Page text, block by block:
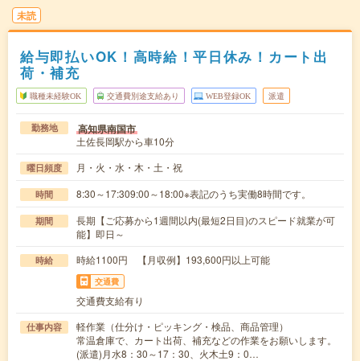
未読
給与即払いOK！高時給！平日休み！カート出
荷・補充
職種未経験OK 交通費別途支給あり WEB登録OK 派遣
勤務地 高知県南国市
土佐長岡駅から車10分
曜日頻度 月・火・水・木・土・祝
時間 8:30～17:309:00～18:00※表記のうち実働8時間です。
期間
長期【ご応募から1週間以内(最短2日目)のスピード就業が可
能】即日～
時給 時給1100円 【月収例】193,600円以上可能
交通費
交通費支給有り
仕事内容
軽作業（仕分け・ピッキング・検品、商品管理）
常温倉庫で、カート出荷、補充などの作業をお願いします。
(派遣)月水8：30～17：30、火木土9：0…